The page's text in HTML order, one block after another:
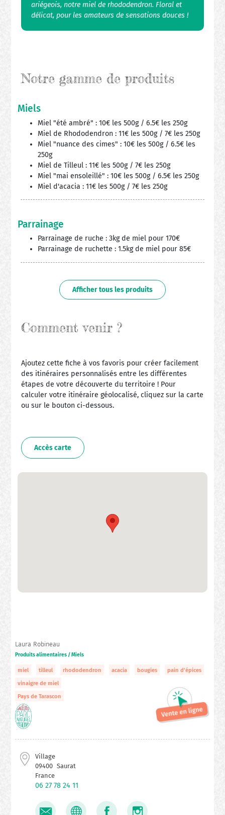
ariégeois, notre miel de rhododendron. Floral et
délicat, pour les amateurs de sensations douces !
Notre gamme de produits
Miels
Miel "été ambré" : 10€ les 500g / 6.5€ les 250g
Miel de Rhododendron : 11€ les 500g / 7€ les 250g
Miel "nuance des cimes" : 10€ les 500g / 6.5€ les
250g
Miel de Tilleul : 11€ les 500g / 7€ les 250g
Miel "mai ensoleillé" : 10€ les 500g / 6.5€ les 250g
Miel d'acacia : 11€ les 500g / 7€ les 250g
Parrainage
Parrainage de ruche : 3kg de miel pour 170€
Parrainage de ruchette : 1.5kg de miel pour 85€
Afficher tous les produits
Comment venir ?
Ajoutez cette fiche à vos favoris pour créer facilement
des itinéraires personnalisés entre les différentes
étapes de votre découverte du territoire ! Pour
calculer votre itinéraire géolocalisé, cliquez sur la carte
ou sur le bouton ci-dessous.
Accès carte
Laura Robineau
Produits alimentaires / Miels
miel tilleul rhododendron acacia bougies
pain d'épices
vinaigre de miel
Pays de Tarascon
Village
09400 Saurat
France
06 27 78 24 11